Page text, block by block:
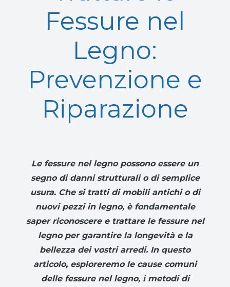
Fessure nel
Legno:
Prevenzione e
Riparazione
Le fessure nel legno possono essere un
segno di danni strutturali o di semplice
usura. Che si tratti di mobili antichi o di
nuovi pezzi in legno, è fondamentale
saper riconoscere e trattare le fessure nel
legno per garantire la longevità e la
bellezza dei vostri arredi. In questo
articolo, esploreremo le cause comuni
delle fessure nel legno, i metodi di